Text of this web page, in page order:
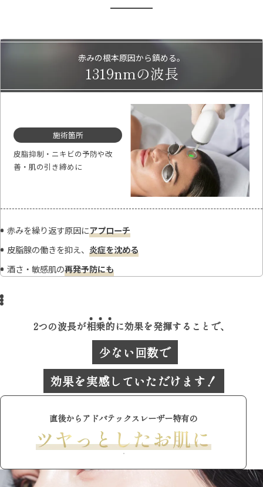
赤みの根本原因から鎮める。
1319nmの波長
施術箇所
皮脂抑制・ニキビの予防や改
善・肌の引き締めに
赤みを繰り返す原因にアプローチ
皮脂腺の働きを抑え、炎症を沈める
酒さ・敏感肌の再発予防にも
2つの波長が相乗的に効果を発揮することで、
少ない回数で
効果を実感していただけます！
直後からアドバテックスレーザー特有の